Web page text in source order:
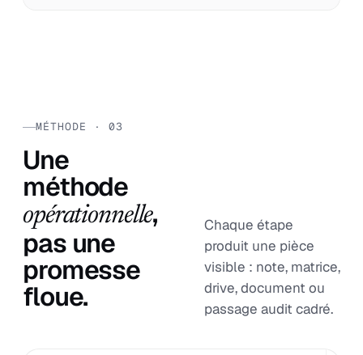
MÉTHODE · 03
Une
méthode
opérationnelle,
pas une
promesse
floue.
Chaque étape
produit une pièce
visible : note, matrice,
drive, document ou
passage audit cadré.